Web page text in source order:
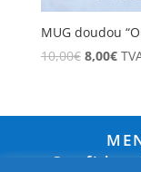
MUG doudou
10,00€ 8,00€